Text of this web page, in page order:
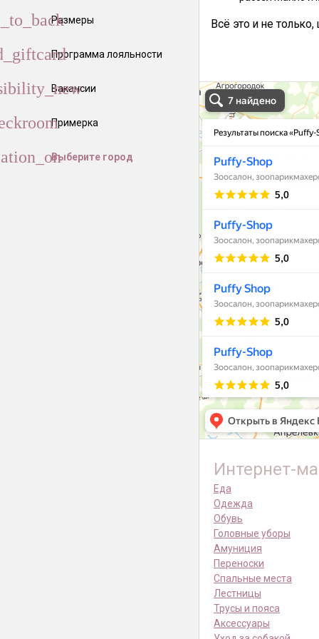
Всё это и не
Интернет-
Еда
Одежда
Обувь
Головные уборы
Амуниция
Переноски
Спальные места
Лестницы
Трусы и пояса
Аксессуары
Размеры
Программа лояльности
Вакансии
Примерка
Выберите город